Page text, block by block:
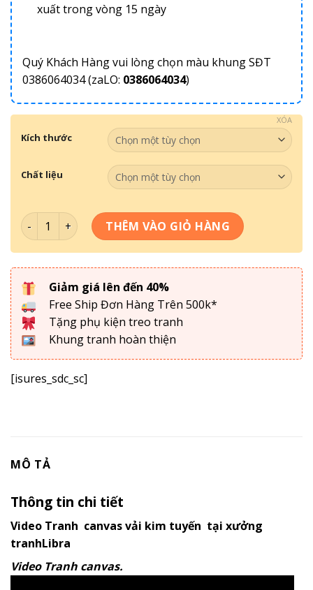
xuất trong vòng 15 ngày
Quý Khách Hàng vui lòng chọn màu khung SĐT
0386064034 (zaLO: 0386064034)
Kích thước
Chất liệu
XÓA
Tranh Treo Tường- Tranh Đồng Quê TDQ 058 số lượng
THÊM VÀO GIỎ HÀNG
Giảm giá lên đến 40%
Free Ship Đơn Hàng Trên 500k*
Tặng phụ kiện treo tranh
Khung tranh hoàn thiện
[isures_sdc_sc]
MÔ TẢ
Thông tin chi tiết
Video Tranh canvas vải kim tuyến tại xưởng
tranhLibra
Video Tranh canvas.